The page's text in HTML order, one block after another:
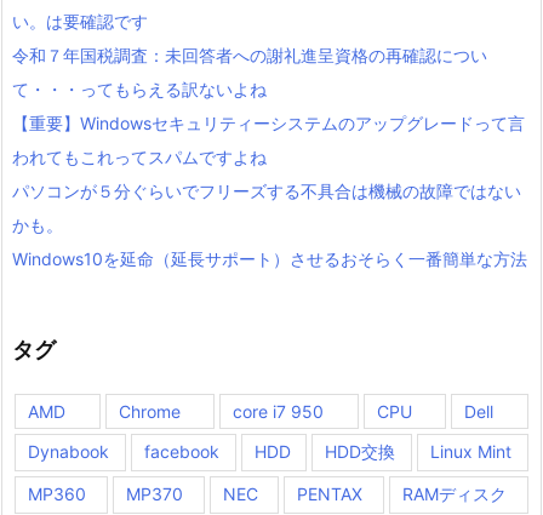
い。は要確認です
令和７年国税調査：未回答者への謝礼進呈資格の再確認につい
て・・・ってもらえる訳ないよね
【重要】Windowsセキュリティーシステムのアップグレードって言
われてもこれってスパムですよね
パソコンが５分ぐらいでフリーズする不具合は機械の故障ではない
かも。
Windows10を延命（延長サポート）させるおそらく一番簡単な方法
タグ
AMD Chrome core i7 950 CPU
Dell
Dynabook
facebook HDD HDD交換 Linux Mint
MP360 MP370 NEC PENTAX RAMディスク